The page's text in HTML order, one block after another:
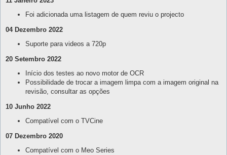
Foi adicionada uma listagem de quem reviu o projecto
04 Dezembro 2022
Suporte para videos a 720p
20 Setembro 2022
Início dos testes ao novo motor de OCR
Possibilidade de trocar a imagem limpa com a imagem original na
revisão, consultar as opções
10 Junho 2022
Compatível com o TVCine
07 Dezembro 2020
Compatível com o Meo Series